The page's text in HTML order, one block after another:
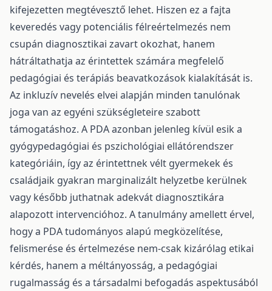
kifejezetten megtévesztő lehet. Hiszen ez a fajta
keveredés vagy potenciális félreértelmezés nem
csupán diagnosztikai zavart okozhat, hanem
hátráltathatja az érintettek számára megfelelő
pedagógiai és terápiás beavatkozások kialakítását is.
Az inkluzív nevelés elvei alapján minden tanulónak
joga van az egyéni szükségleteire szabott
támogatáshoz. A PDA azonban jelenleg kívül esik a
gyógypedagógiai és pszichológiai ellátórendszer
kategóriáin, így az érintettnek vélt gyermekek és
családjaik gyakran marginalizált helyzetbe kerülnek
vagy később juthatnak adekvát diagnosztikára
alapozott intervencióhoz. A tanulmány amellett érvel,
hogy a PDA tudományos alapú megközelítése,
felismerése és értelmezése nem-csak kizárólag etikai
kérdés, hanem a méltányosság, a pedagógiai
rugalmasság és a társadalmi befogadás aspektusából